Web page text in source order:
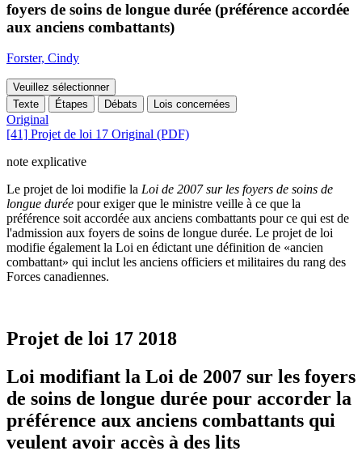
foyers de soins de longue durée (préférence accordée
aux anciens combattants)
Forster, Cindy
Veuillez sélectionner
Texte
Étapes Débats Lois concernées
Original
[41] Projet de loi 17 Original (PDF)
note explicative
Le projet de loi modifie la Loi de 2007 sur les foyers de soins de
longue durée pour exiger que le ministre veille à ce que la
préférence soit accordée aux anciens combattants pour ce qui est de
l'admission aux foyers de soins de longue durée. Le projet de loi
modifie également la Loi en édictant une définition de «ancien
combattant» qui inclut les anciens officiers et militaires du rang des
Forces canadiennes.
Projet de loi 17 2018
Loi modifiant la Loi de 2007 sur les foyers
de soins de longue durée pour accorder la
préférence aux anciens combattants qui
veulent avoir accès à des lits